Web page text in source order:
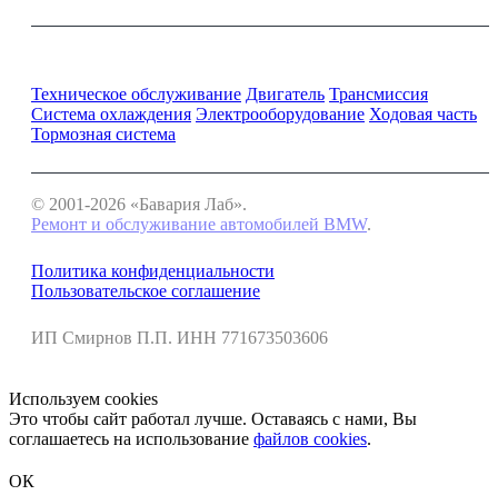
Техническое обслуживание Двигатель Трансмиссия
Система охлаждения Электрооборудование Ходовая часть
Тормозная система
© 2001-2026 «Бавария Лаб».
Ремонт и обслуживание автомобилей BMW.
Политика конфиденциальности
Пользовательское соглашение
ИП Смирнов П.П. ИНН 771673503606
Используем cookies
Это чтобы сайт работал лучше. Оставаясь с нами, Вы
соглашаетесь на использование файлов cookies.
ОК